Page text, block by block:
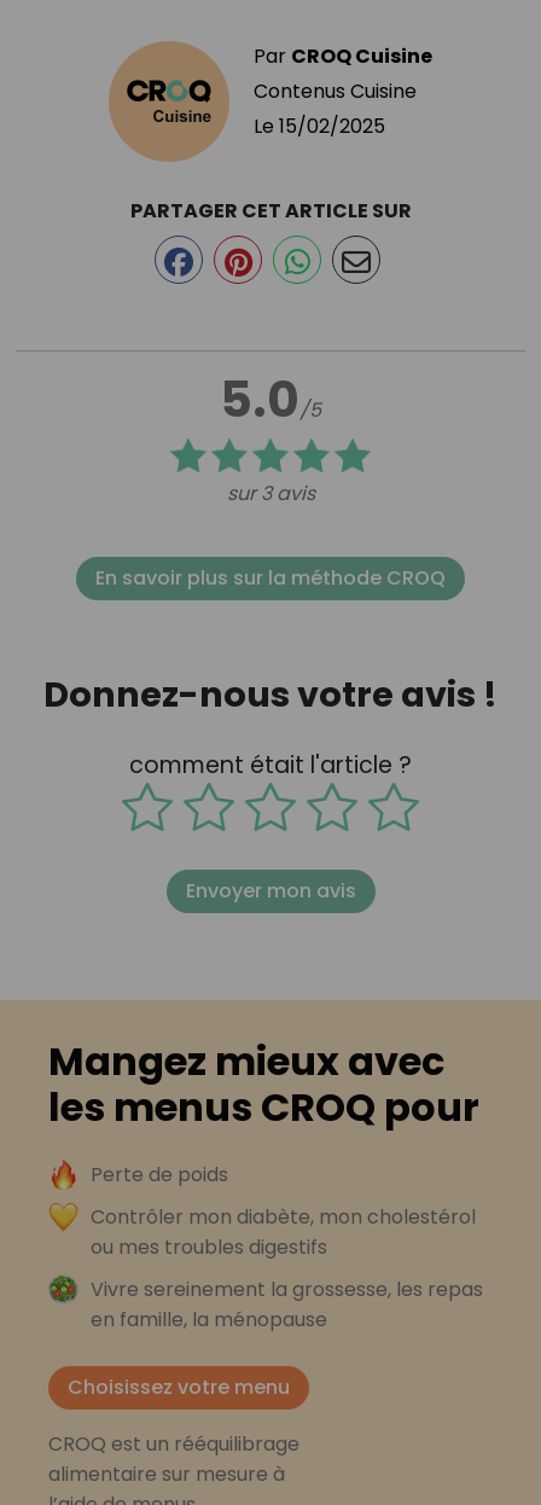
Par CROQ Cuisine
Contenus Cuisine
Le 15/02/2025
5.0/5
sur 3 avis
PARTAGER CET ARTICLE SUR
En savoir plus sur la méthode CROQ
Donnez-nous votre avis !
comment était l'article ?
Envoyer mon avis
Mangez mieux avec
les menus CROQ pour
Perte de poids
Contrôler mon diabète, mon cholestérol
ou mes troubles digestifs
Vivre sereinement la grossesse, les repas
en famille, la ménopause
Choisissez votre menu
CROQ est un rééquilibrage
alimentaire sur mesure à